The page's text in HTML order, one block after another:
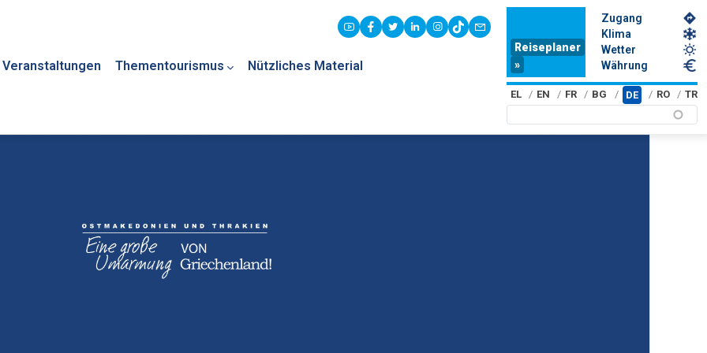
Veranstaltungen Thementourismus Nützliches Material
youtubefacebook
twitterlinkedininstagram
tiktokcontact
Reiseplaner
»
Zugang
Klima
Wetter
Währung
EL EN FR BG DE RO TR